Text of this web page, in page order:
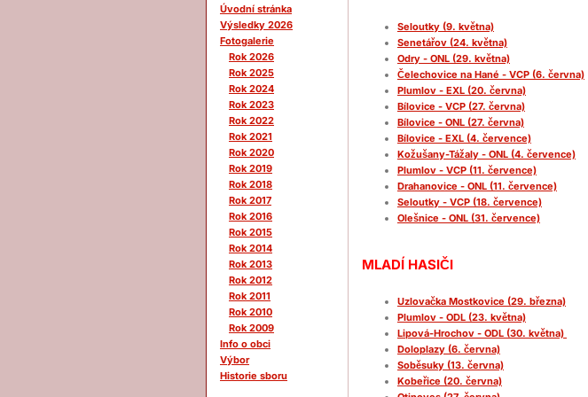
Úvodní stránka
Výsledky 2026
Fotogalerie
Rok 2026
Rok 2025
Rok 2024
Rok 2023
Rok 2022
Rok 2021
Rok 2020
Rok 2019
Rok 2018
Rok 2017
Rok 2016
Rok 2015
Rok 2014
Rok 2013
Rok 2012
Rok 2011
Rok 2010
Rok 2009
Info o obci
Výbor
Historie sboru
Seloutky (9. května)
Senetářov (24. května)
Odry - ONL (29. května)
Čelechovice na Hané - VCP (6. června)
Plumlov - EXL (20. června)
Bílovice - VCP (27. června)
Bílovice - ONL (27. června)
Bílovice - EXL (4. července)
Kožušany-Tážaly - ONL (4. července)
Plumlov - VCP (11. července)
Drahanovice - ONL (11. července)
Seloutky - VCP (18. července)
Olešnice - ONL (31. července)
MLADÍ HASIČI
Uzlovačka Mostkovice (29. března)
Plumlov - ODL (23. května)
Lipová-Hrochov - ODL (30. května)
Doloplazy (6. června)
Soběsuky (13. června)
Kobeřice (20. června)